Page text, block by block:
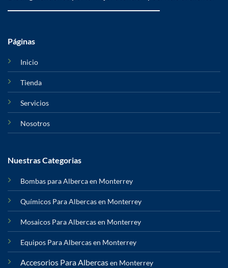
Páginas
Inicio
Tienda
Servicios
Nosotros
Nuestras Categorias
Bombas para Alberca en Monterrey
Químicos Para Albercas en Monterrey
Mosaicos Para Albercas en Monterrey
Equipos Para Albercas en Monterrey
Accesorios Para Albercasen Monterrey